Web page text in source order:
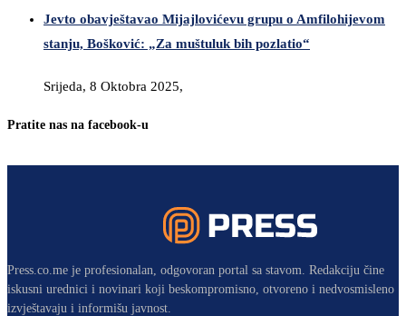
Jevto obavještavao Mijajlovićevu grupu o Amfilohijevom
stanju, Bošković: „Za muštuluk bih pozlatio“
Srijeda, 8 Oktobra 2025,
Pratite nas na facebook-u
Press.co.me je profesionalan, odgovoran portal sa stavom. Redakciju čine
iskusni urednici i novinari koji beskompromisno, otvoreno i nedvosmisleno
izvještavaju i informišu javnost.